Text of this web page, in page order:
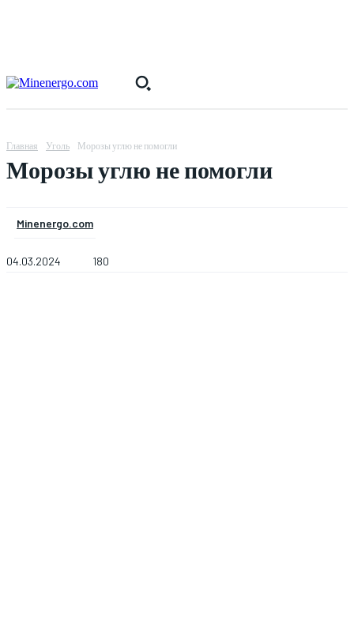
Главная Уголь Морозы углю не помогли
Морозы углю не помогли
Minenergo.com
04.03.2024 180